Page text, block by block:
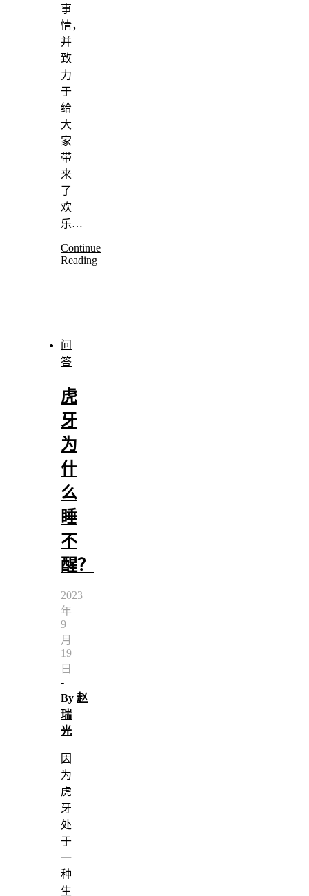
事
情，
并
致
力
于
给
大
家
带
来
了
欢
乐…
Continue
Reading
问
答
虎
牙
为
什
么
睡
不
醒？
2023
年
9
月
19
日
-
By 赵
瑞
光
因
为
虎
牙
处
于
一
种
生